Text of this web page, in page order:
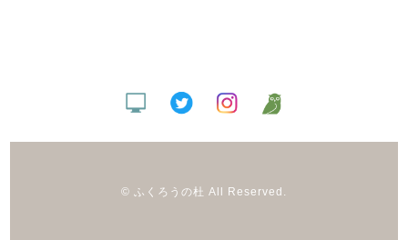
© ふくろうの杜 All Reserved.